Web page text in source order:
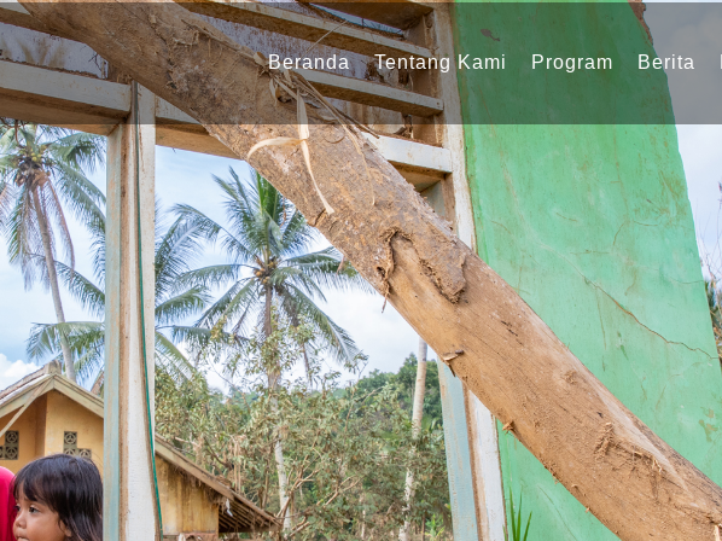
Navigasi
utama
Beranda Tentang Kami Program Berita